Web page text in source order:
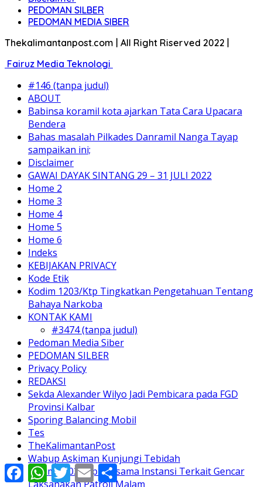
GAWAI DAYAK SINTANG 29 – 31 JULI 2022
Home 2
Home 4
Home 5
Indeks
KEBIJAKAN PRIVACY
Kode Etik
Kodim 1203/Ktp Tingkatkan Pengetahuan Tentang
Bahaya Narkoba
KONTAK KAMI
#3474 (tanpa judul)
Pedoman Media Siber
PEDOMAN SILBER
Privacy Policy
REDAKSI
Sekda Alexander Wilyo Jadi Pembicara pada FGD
Provinsi Kalbar
Sporing Balancing Mobil
Tes
TheKalimantanPost
Wabup Askiman Kunjungi Tebidah
Kodim 1203/Ktp Bersama Instansi Terkait Gencar
Laksanakan Patroli Malam
FacebookWhatsApp
TwitterEmailShare